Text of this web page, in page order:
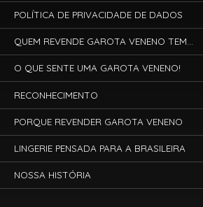
POLÍTICA DE PRIVACIDADE DE DADOS
QUEM REVENDE GAROTA VENENO TEM...
O QUE SENTE UMA GAROTA VENENO!
RECONHECIMENTO
PORQUE REVENDER GAROTA VENENO
LINGERIE PENSADA PARA A BRASILEIRA
NOSSA HISTÓRIA